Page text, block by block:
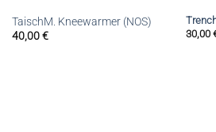
TaischM. Kneewarmer (NOS)
40,00€
30,00